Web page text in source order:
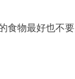
食物最好也不